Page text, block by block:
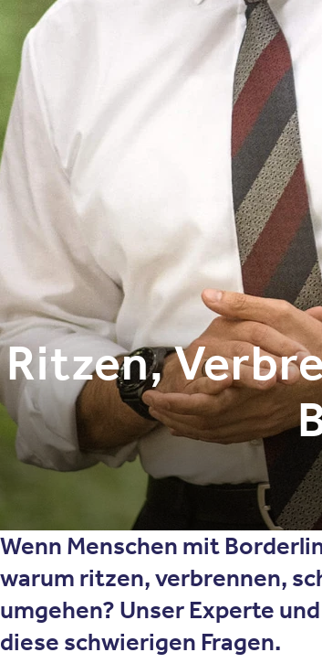
Ritzen,
Wenn Menschen mit
warum ritzen, verbrennen,
umgehen? Unser Experte
diese schwierigen Fragen.